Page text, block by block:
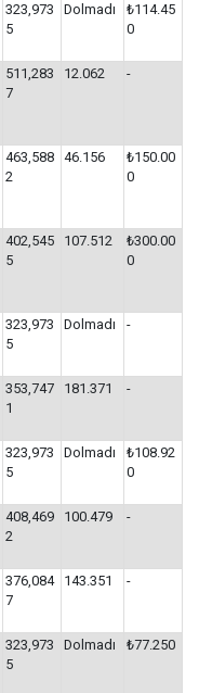
323,973
5
Dolmadı
₺114.45
0
511,283
7
12.062 -
463,588
2
46.156
₺150.00
0
402,545
5
107.512
₺300.00
0
323,973
5
Dolmadı -
353,747
1
181.371 -
323,973
5
Dolmadı
₺108.92
0
408,469
2
100.479 -
376,084
7
143.351 -
323,973
5
Dolmadı ₺77.250